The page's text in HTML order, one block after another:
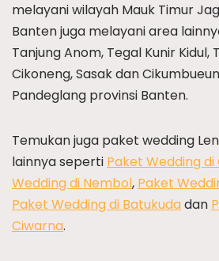
melayani wilayah Mauk Timur
Banten juga melayani area
Tanjung Anom, Tegal Kunir Kidul,
Cikoneng, Sasak dan
Pandeglang provinsi Banten.
Temukan juga paket wedding
lainnya seperti Paket Wedding di
Wedding di Nembol, Paket
Paket Wedding di Batukudadan
Ciwarna.